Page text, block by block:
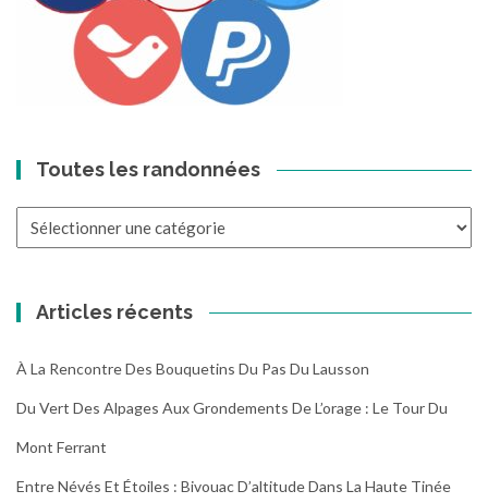
Toutes les randonnées
Articles récents
À La Rencontre Des Bouquetins Du Pas Du Lausson
Du Vert Des Alpages Aux Grondements De L’orage : Le Tour Du
Mont Ferrant
Entre Névés Et Étoiles : Bivouac D’altitude Dans La Haute Tinée